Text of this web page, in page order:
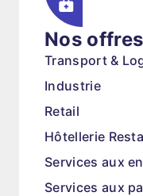
Nos
Transport &
Industrie
Retail
Hôtellerie
Services aux
Services aux